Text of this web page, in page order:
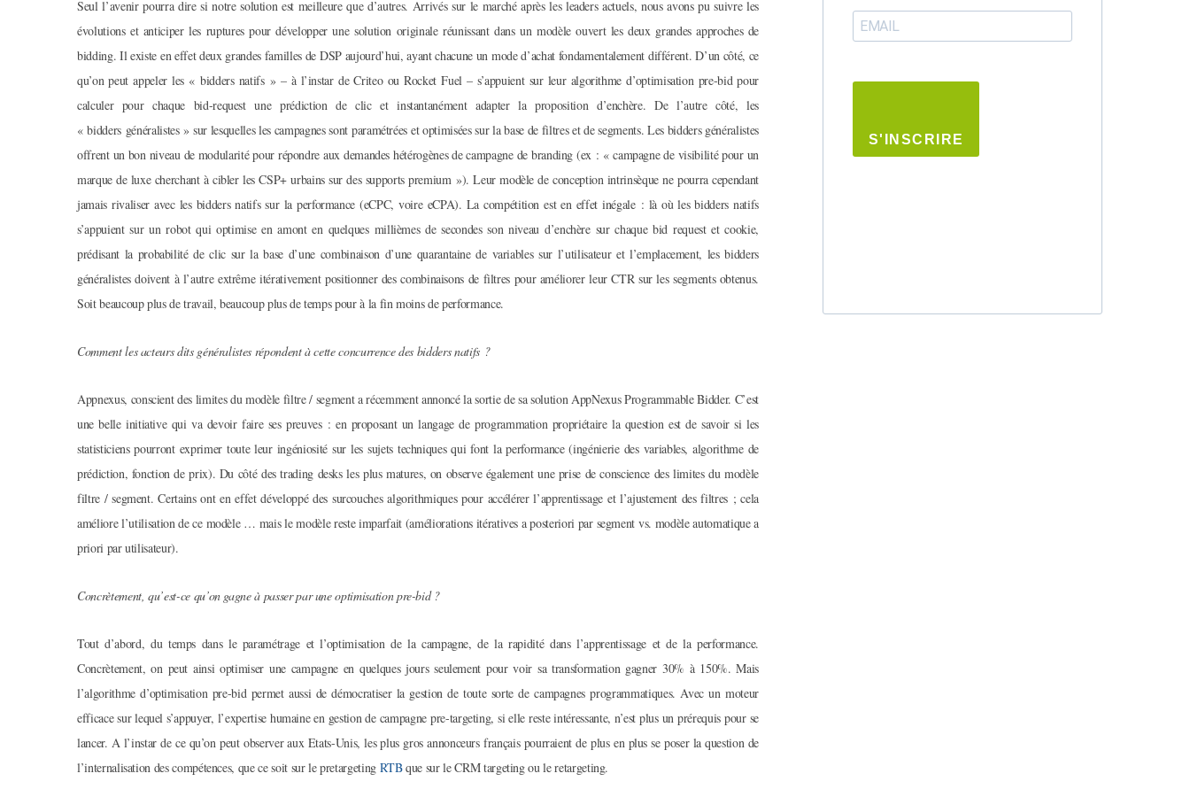
Seul l’avenir pourra dire si notre solution est meilleure que d’autres. Arrivés sur le marché après les leaders actuels, nous avons pu suivre les
évolutions et anticiper les ruptures pour développer une solution originale réunissant dans un modèle ouvert les deux grandes approches de
bidding. Il existe en effet deux grandes familles de DSP aujourd’hui, ayant chacune un mode d’achat fondamentalement différent. D’un côté, ce
qu’on peut appeler les « bidders natifs » – à l’instar de Criteo ou Rocket Fuel – s’appuient sur leur algorithme d’optimisation pre-bid pour
calculer pour chaque bid-request une prédiction de clic et instantanément adapter la proposition d’enchère. De l’autre côté, les
« bidders généralistes » sur lesquelles les campagnes sont paramétrées et optimisées sur la base de filtres et de segments. Les bidders généralistes
offrent un bon niveau de modularité pour répondre aux demandes hétérogènes de campagne de branding (ex : « campagne de visibilité pour un
marque de luxe cherchant à cibler les CSP+ urbains sur des supports premium »). Leur modèle de conception intrinsèque ne pourra cependant
jamais rivaliser avec les bidders natifs sur la performance (eCPC, voire eCPA). La compétition est en effet inégale : là où les bidders natifs
s’appuient sur un robot qui optimise en amont en quelques millièmes de secondes son niveau d’enchère sur chaque bid request et cookie,
prédisant la probabilité de clic sur la base d’une combinaison d’une quarantaine de variables sur l’utilisateur et l’emplacement, les bidders
généralistes doivent à l’autre extrême itérativement positionner des combinaisons de filtres pour améliorer leur CTR sur les segments obtenus.
Soit beaucoup plus de travail, beaucoup plus de temps pour à la fin moins de performance.
Comment les acteurs dits généralistes répondent à cette concurrence des bidders natifs ?
Appnexus, conscient des limites du modèle filtre / segment a récemment annoncé la sortie de sa solution AppNexus Programmable Bidder. C’est
une belle initiative qui va devoir faire ses preuves : en proposant un langage de programmation propriétaire la question est de savoir si les
statisticiens pourront exprimer toute leur ingéniosité sur les sujets techniques qui font la performance (ingénierie des variables, algorithme de
prédiction, fonction de prix). Du côté des trading desks les plus matures, on observe également une prise de conscience des limites du modèle
filtre / segment. Certains ont en effet développé des surcouches algorithmiques pour accélérer l’apprentissage et l’ajustement des filtres ; cela
améliore l’utilisation de ce modèle … mais le modèle reste imparfait (améliorations itératives a posteriori par segment vs. modèle automatique a
priori par utilisateur).
Concrètement, qu’est-ce qu’on gagne à passer par une optimisation pre-bid ?
Tout d’abord, du temps dans le paramétrage et l’optimisation de la campagne, de la rapidité dans l’apprentissage et de la performance.
Concrètement, on peut ainsi optimiser une campagne en quelques jours seulement pour voir sa transformation gagner 30% à 150%. Mais
l’algorithme d’optimisation pre-bid permet aussi de démocratiser la gestion de toute sorte de campagnes programmatiques. Avec un moteur
efficace sur lequel s’appuyer, l’expertise humaine en gestion de campagne pre-targeting, si elle reste intéressante, n’est plus un prérequis pour se
lancer. A l’instar de ce qu’on peut observer aux Etats-Unis, les plus gros annonceurs français pourraient de plus en plus se poser la question de
l’internalisation des compétences, que ce soit sur le pretargeting RTBque sur le CRM targeting ou le retargeting.
S'INSCRIRE